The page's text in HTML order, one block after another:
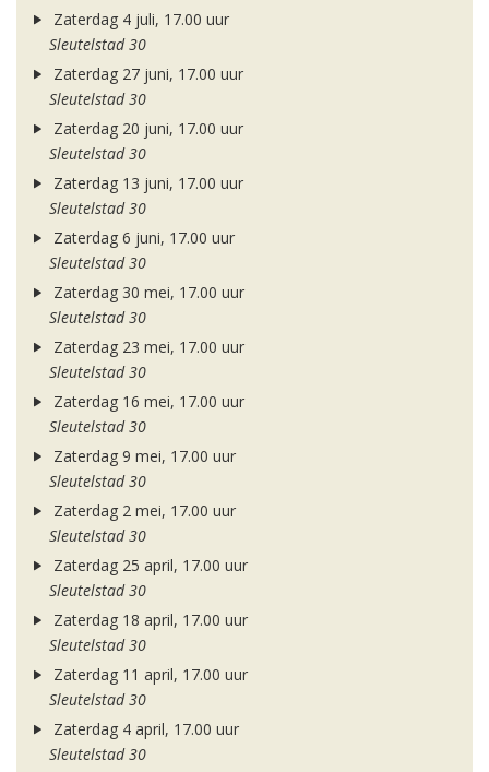
Zaterdag 4 juli, 17.00 uur
Sleutelstad 30
Zaterdag 27 juni, 17.00 uur
Sleutelstad 30
Zaterdag 20 juni, 17.00 uur
Sleutelstad 30
Zaterdag 13 juni, 17.00 uur
Sleutelstad 30
Zaterdag 6 juni, 17.00 uur
Sleutelstad 30
Zaterdag 30 mei, 17.00 uur
Sleutelstad 30
Zaterdag 23 mei, 17.00 uur
Sleutelstad 30
Zaterdag 16 mei, 17.00 uur
Sleutelstad 30
Zaterdag 9 mei, 17.00 uur
Sleutelstad 30
Zaterdag 2 mei, 17.00 uur
Sleutelstad 30
Zaterdag 25 april, 17.00 uur
Sleutelstad 30
Zaterdag 18 april, 17.00 uur
Sleutelstad 30
Zaterdag 11 april, 17.00 uur
Sleutelstad 30
Zaterdag 4 april, 17.00 uur
Sleutelstad 30